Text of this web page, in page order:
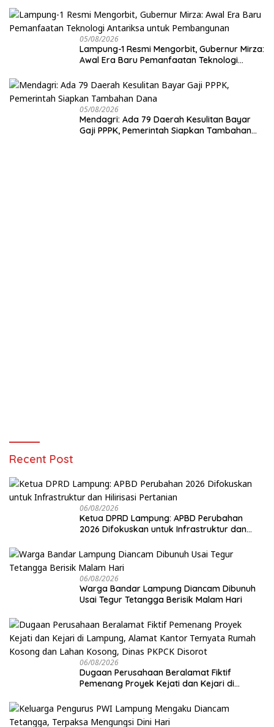
05/08/2026
Lampung-1 Resmi Mengorbit, Gubernur Mirza:
Awal Era Baru Pemanfaatan Teknologi
05/08/2026
Mendagri: Ada 79 Daerah Kesulitan Bayar
Gaji PPPK, Pemerintah Siapkan Tambahan
Recent Post
06/08/2026
Ketua DPRD Lampung: APBD Perubahan
2026 Difokuskan untuk Infrastruktur dan
06/08/2026
Warga Bandar Lampung Diancam Dibunuh
Usai Tegur Tetangga Berisik Malam Hari
06/08/2026
Dugaan Perusahaan Beralamat Fiktif
Pemenang Proyek Kejati dan Kejari di
Kosong dan Lahan Kosong, Dinas PKPCK
Disorot